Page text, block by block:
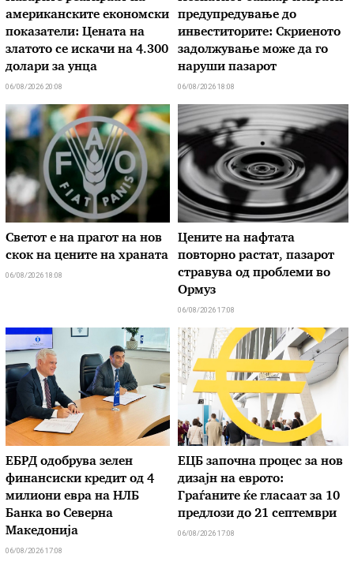
американските економски
показатели: Цената на
златото се искачи на 4.300
долари за унца
06/08/2026 20:08
предупредување до
инвеститорите: Скриеното
задолжување може да го
наруши пазарот
06/08/2026 18:08
Светот е на прагот на нов
скок на цените на храната
06/08/2026 18:08
Цените на нафтата
повторно растат, пазарот
стравува од проблеми во
Ормуз
06/08/2026 17:08
ЕБРД одобрува зелен
финансиски кредит од 4
милиони евра на НЛБ
Банка во Северна
Македонија
06/08/2026 17:08
ЕЦБ започна процес за нов
дизајн на еврото:
Граѓаните ќе гласаат за 10
предлози до 21 септември
06/08/2026 17:08